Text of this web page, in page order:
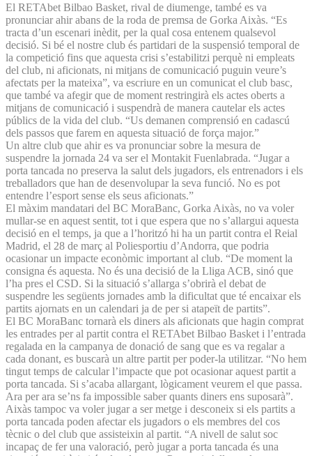
El RETAbet Bilbao Basket, rival de diumenge, també es va
pronunciar ahir abans de la roda de premsa de Gorka Aixàs. “Es
tracta d’un escenari inèdit, per la qual cosa entenem qualsevol
decisió. Si bé el nostre club és partidari de la suspensió temporal de
la competició fins que aquesta crisi s’estabilitzi perquè ni empleats
del club, ni aficionats, ni mitjans de comunicació puguin veure’s
afectats per la mateixa”, va escriure en un comunicat el club basc,
que també va afegir que de moment restringirà els actes oberts a
mitjans de comunicació i suspendrà de manera cautelar els actes
públics de la vida del club. “Us demanen comprensió en cadascú
dels passos que farem en aquesta situació de força major.”
Un altre club que ahir es va pronunciar sobre la mesura de
suspendre la jornada 24 va ser el Montakit Fuenlabrada. “Jugar a
porta tancada no preserva la salut dels jugadors, els entrenadors i els
treballadors que han de desenvolupar la seva funció. No es pot
entendre l’esport sense els seus aficionats.”
El màxim mandatari del BC MoraBanc, Gorka Aixàs, no va voler
mullar-se en aquest sentit, tot i que espera que no s’allargui aquesta
decisió en el temps, ja que a l’horitzó hi ha un partit contra el Reial
Madrid, el 28 de març al Poliesportiu d’Andorra, que podria
ocasionar un impacte econòmic important al club. “De moment la
consigna és aquesta. No és una decisió de la Lliga ACB, sinó que
l’ha pres el CSD. Si la situació s’allarga s’obrirà el debat de
suspendre les següents jornades amb la dificultat que té encaixar els
partits ajornats en un calendari ja de per si atapeït de partits”.
El BC MoraBanc tornarà els diners als aficionats que hagin comprat
les entrades per al partit contra el RETAbet Bilbao Basket i l’entrada
regalada en la campanya de donació de sang que es va regalar a
cada donant, es buscarà un altre partit per poder-la utilitzar. “No hem
tingut temps de calcular l’impacte que pot ocasionar aquest partit a
porta tancada. Si s’acaba allargant, lògicament veurem el que passa.
Ara per ara se’ns fa impossible saber quants diners ens suposarà”.
Aixàs tampoc va voler jugar a ser metge i desconeix si els partits a
porta tancada poden afectar els jugadors o els membres del cos
tècnic o del club que assisteixin al partit. “A nivell de salut soc
incapaç de fer una valoració, però jugar a porta tancada és una